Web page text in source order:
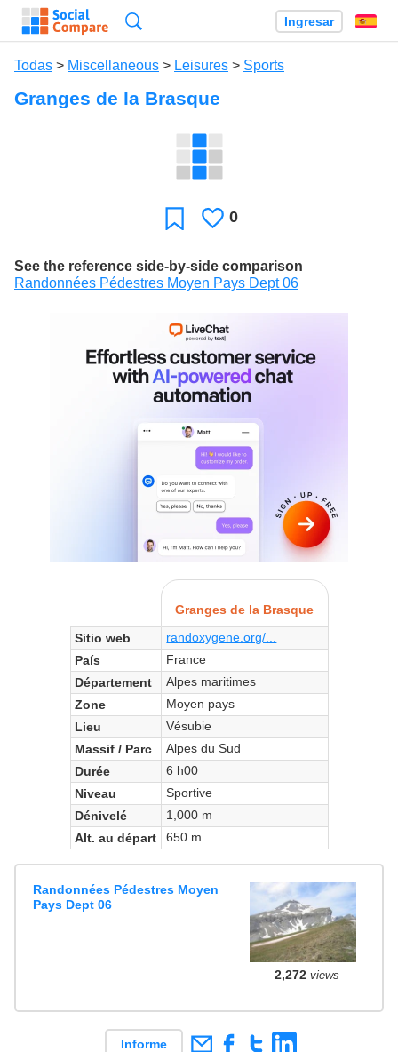
Ingresar
Todas > Miscellaneous > Leisures > Sports
Granges de la Brasque
Favoritos
Le
0
See the reference side-by-side comparison
Randonnées Pédestres Moyen Pays Dept 06
Granges de la Brasque
Sitio web
randoxygene.org/...
País
France
Département
Alpes maritimes
Zone
Moyen pays
Lieu
Vésubie
Massif / Parc
Alpes du Sud
Durée
6 h00
Niveau
Sportive
Dénivelé
1,000 m
Alt. au départ
650 m
Randonnées Pédestres Moyen
Pays Dept 06
2,272views
Informe